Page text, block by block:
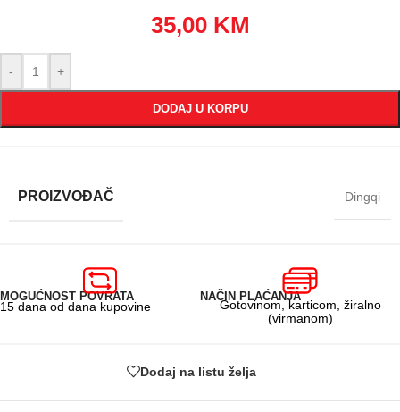
35,00 KM
- +
DODAJ U KORPU
PROIZVOĐAČ Dingqi
MOGUĆNOST POVRATA
15 dana od dana kupovine
NAČIN PLAĆANJA
Gotovinom, karticom, žiralno
(virmanom)
Dodaj na listu želja